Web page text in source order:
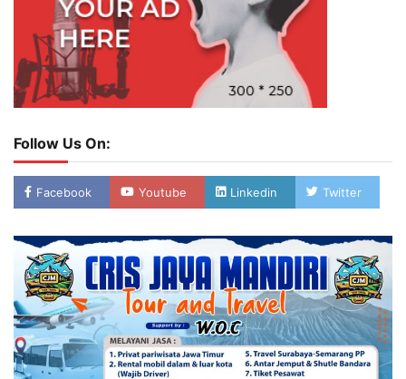
Follow Us On:
Facebook Youtube Linkedin Twitter